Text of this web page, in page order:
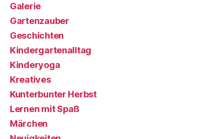
Galerie
Gartenzauber
Geschichten
Kindergartenalltag
Kinderyoga
Kreatives
Kunterbunter Herbst
Lernen mit Spaß
Märchen